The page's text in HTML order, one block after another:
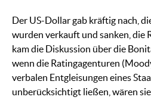
Der US-Dollar gab kräftig nach,
wurden verkauft und sanken, die
kam die Diskussion über die
wenn die Ratingagenturen
verbalen Entgleisungen eines
unberücksichtigt ließen, wären